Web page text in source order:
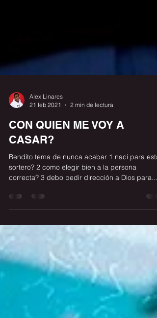
21 feb 2021
2 min de lectura
CON QUIEN ME VOY A
CASAR?
Bendito tema de nunca acabar 1 nací para
correcta? 3 debo pedir dirección a Dios para...